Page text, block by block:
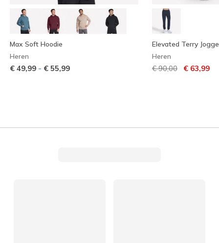
Max Soft Hoodie
Heren
€ 49,99 - € 55,99
Elevated Terry
Heren
Prijs verlaagd van
€ 90,00naar
€ 63,99